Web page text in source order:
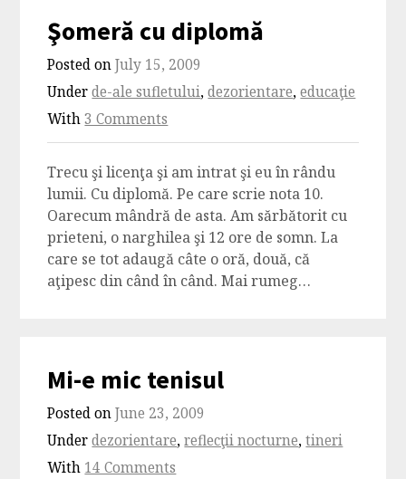
Şomeră cu diplomă
Posted onJuly 15, 2009
Underde-ale sufletului,dezorientare,educaţie
With3 Comments
Trecu şi licenţa şi am intrat şi eu în rându
lumii. Cu diplomă. Pe care scrie nota 10.
Oarecum mândră de asta. Am sărbătorit cu
prieteni, o narghilea şi 12 ore de somn. La
care se tot adaugă câte o oră, două, că
aţipesc din când în când. Mai rumeg…
Mi-e mic tenisul
Posted onJune 23, 2009
Underdezorientare,reflecţii nocturne,tineri
With 14 Comments